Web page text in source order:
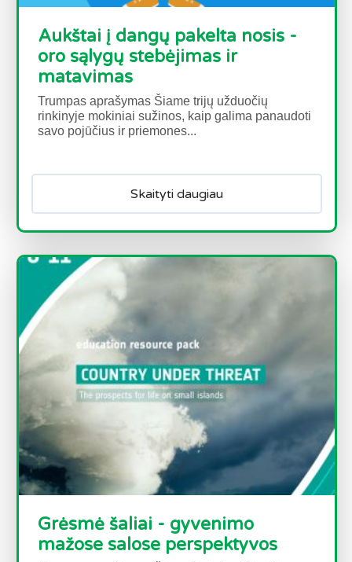
Aukštai į dangų pakelta nosis -
oro sąlygų stebėjimas ir
matavimas
Trumpas aprašymas Šiame trijų užduočių
rinkinyje mokiniai sužinos, kaip galima panaudoti
savo pojūčius ir priemones...
Skaityti daugiau
Grėsmė šaliai - gyvenimo
mažose salose perspektyvos